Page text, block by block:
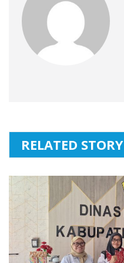
RELATED STORY